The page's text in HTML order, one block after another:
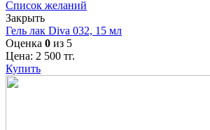
Список желаний
Закрыть
Гель лак Diva 032, 15 мл
Оценка 0 из 5
Цена: 2 500 тг.
Купить